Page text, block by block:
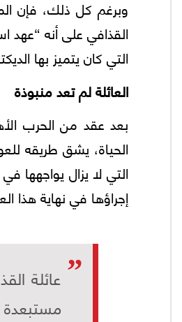
وبرغم كل ذلك، فإن
القذافي على أنه “عهد
التي كان يتميز بها
العائلة لم تعد منبوذة
بعد عقد من الحرب
الحياة، يشق طريقه
التي لا يزال يواجهها
إجراؤها في نهاية هذا
عائلة
مستبعدة